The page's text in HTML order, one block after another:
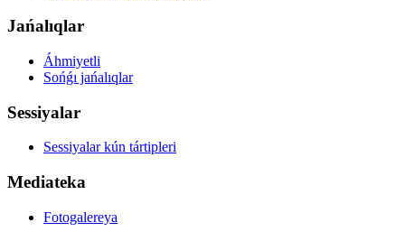
Jańalıqlar
Áhmiyetli
Sońǵı jańalıqlar
Sessiyalar
Sessiyalar kún tártipleri
Mediateka
Fotogalereya